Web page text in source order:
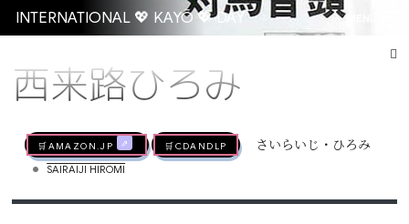
INTERNATIONAL 💖 KAYŌ 💖 DAY
西来路ひろみ
🛒AMAZON.jp 🛒CDandLP さいらいじ・ひろみ
• SAIRAIJI HIROMI